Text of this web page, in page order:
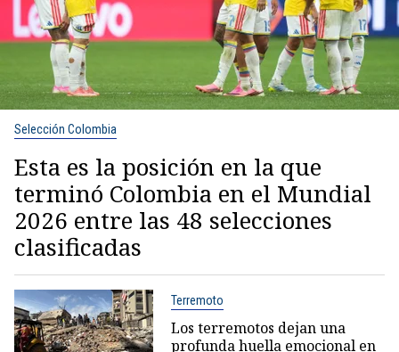
Selección Colombia
Esta es la posición en la que
terminó Colombia en el Mundial
2026 entre las 48 selecciones
clasificadas
Terremoto
Los terremotos dejan una
profunda huella emocional en